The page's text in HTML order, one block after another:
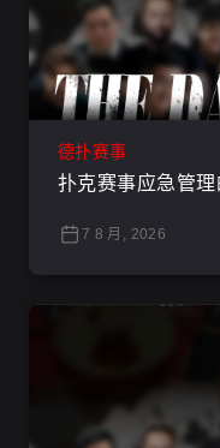
德扑赛事
扑克赛事应急管
7 8 月, 2026